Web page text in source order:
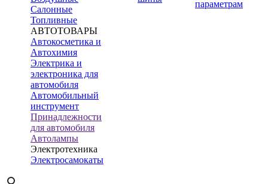
Салонные
Топливные
АВТОТОВАРЫ
Автокосметика и
Автохимия
Электрика и
электроника для
автомобиля
Автомобильный
инструмент
Принадлежности
для автомобиля
Автолампы
Электротехника
Электросамокаты
параметрам